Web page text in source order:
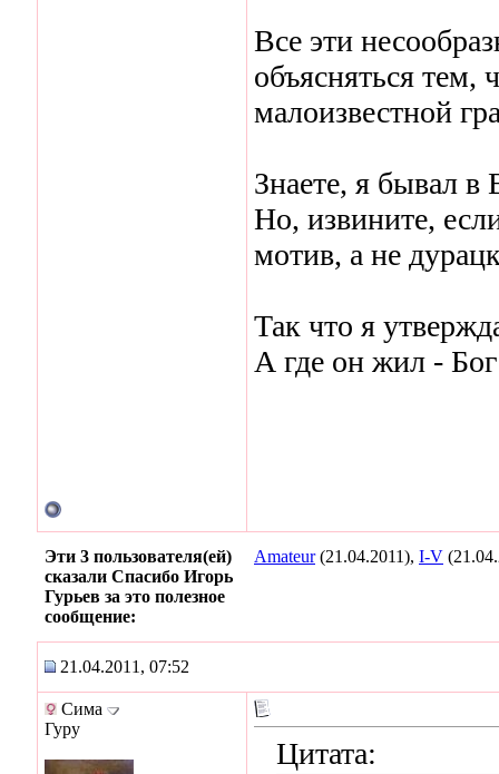
Все эти
объясняться тем,
малоизвестной
Знаете, я бывал в
Но, извините,
мотив, а не
Так что я
А где он жил - Бог
Эти 3 пользователя(ей)
сказали Спасибо Игорь
Гурьев за это полезное
сообщение:
Amateur(21.04.2011), I-V
21.04.2011, 07:52
Сима
Гуру
Цитата: